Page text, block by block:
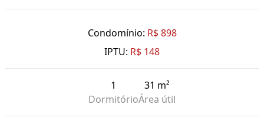
Condomínio: R$ 898
IPTU: R$ 148
1
Dormitório
31 m²
Área útil